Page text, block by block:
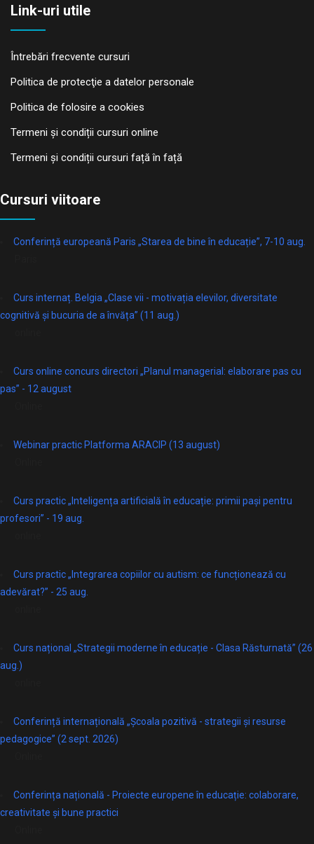
Link-uri utile
Întrebări frecvente cursuri
Politica de protecţie a datelor personale
Politica de folosire a cookies
Termeni și condiții cursuri online
Termeni și condiții cursuri față în față
Cursuri viitoare
Conferință europeană Paris „Starea de bine în educație”, 7-10 aug.
Curs internaț. Belgia „Clase vii - motivația elevilor, diversitate
cognitivă și bucuria de a învăța” (11 aug.)
Curs online concurs directori „Planul managerial: elaborare pas cu
pas” - 12 august
Webinar practic Platforma ARACIP (13 august)
Curs practic „Inteligența artificială în educație: primii pași pentru
profesori” - 19 aug.
Curs practic „Integrarea copiilor cu autism: ce funcționează cu
adevărat?” - 25 aug.
Curs național „Strategii moderne în educație - Clasa Răsturnată” (26
aug.)
Conferință internațională „Școala pozitivă - strategii și resurse
pedagogice” (2 sept. 2026)
Conferința națională - Proiecte europene în educație: colaborare,
creativitate și bune practici